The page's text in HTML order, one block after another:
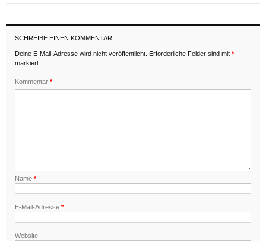
SCHREIBE EINEN KOMMENTAR
Deine E-Mail-Adresse wird nicht veröffentlicht. Erforderliche Felder sind mit *
markiert
Kommentar *
Name *
E-Mail-Adresse *
Website